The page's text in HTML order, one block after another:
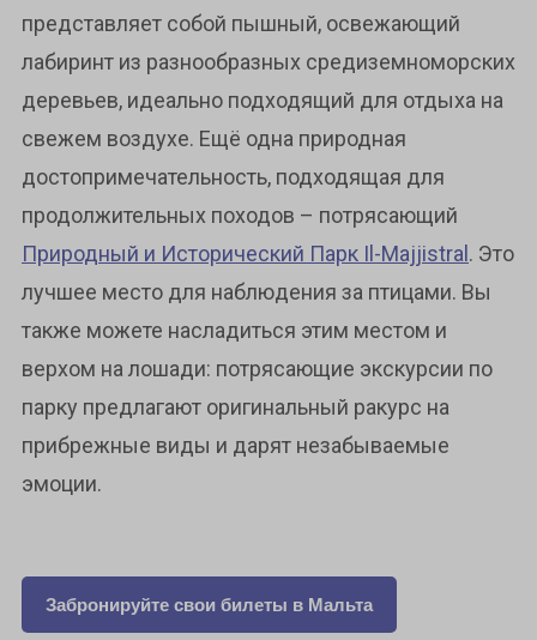
представляет собой пышный, освежающий
лабиринт из разнообразных средиземноморских
деревьев, идеально подходящий для отдыха на
свежем воздухе. Ещё одна природная
достопримечательность, подходящая для
продолжительных походов – потрясающий
Природный и Исторический Парк Il-Majjistral . Это
лучшее место для наблюдения за птицами. Вы
также можете насладиться этим местом и
верхом на лошади: потрясающие экскурсии по
парку предлагают оригинальный ракурс на
прибрежные виды и дарят незабываемые
эмоции.
Забронируйте свои билеты в Мальта